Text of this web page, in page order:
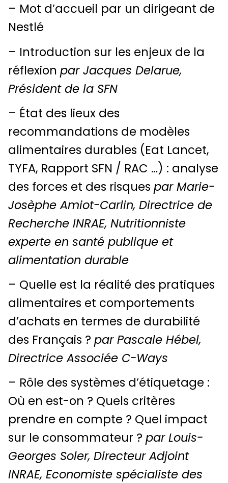
– Mot d’accueil par un dirigeant de
Nestlé
– Introduction sur les enjeux de la
réflexion par Jacques Delarue,
Président de la SFN
– État des lieux des
recommandations de modèles
alimentaires durables (Eat Lancet,
TYFA, Rapport SFN / RAC …) : analyse
des forces et des risques par Marie-
Josèphe Amiot-Carlin, Directrice de
Recherche INRAE, Nutritionniste
experte en santé publique et
alimentation durable
– Quelle est la réalité des pratiques
alimentaires et comportements
d’achats en termes de durabilité
des Français ? par Pascale Hébel,
Directrice Associée C-Ways
– Rôle des systèmes d’étiquetage :
Où en est-on ? Quels critères
prendre en compte ? Quel impact
sur le consommateur ? par Louis-
Georges Soler, Directeur Adjoint
INRAE, Economiste spécialiste des